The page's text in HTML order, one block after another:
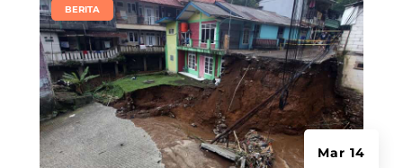
Mar 14
BERITA